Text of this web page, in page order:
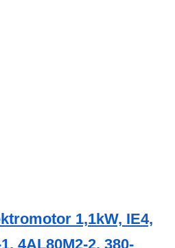
1,1kW, IE4,
4AL80M2-2, 380-